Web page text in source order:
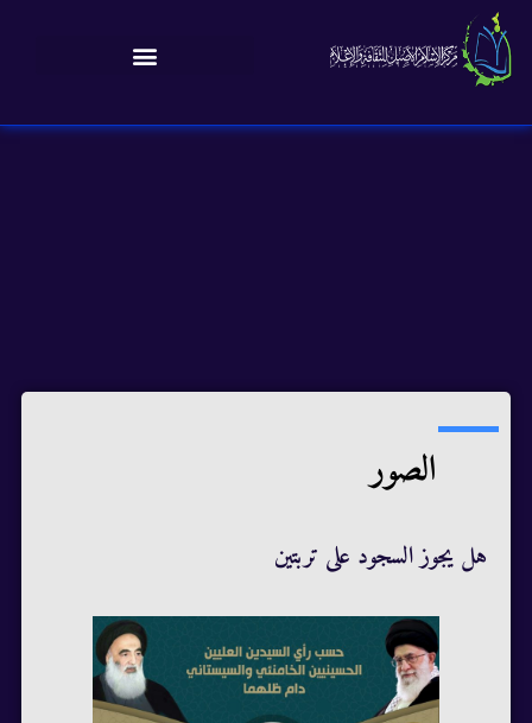
الصور
هل يجوز السجود على تربتين